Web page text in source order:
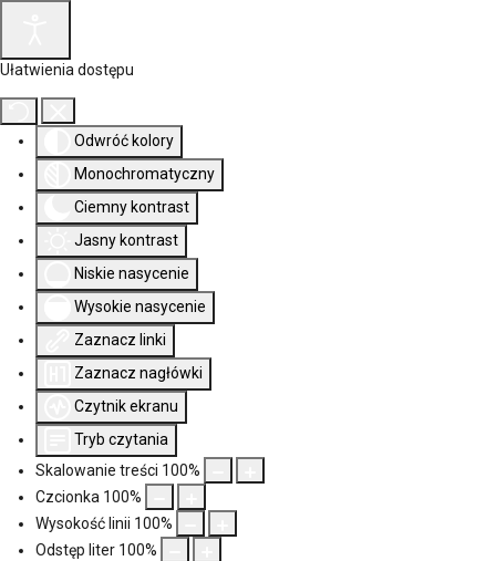
Ułatwienia dostępu
Odwróć kolory
Monochromatyczny
Ciemny kontrast
Jasny kontrast
Niskie nasycenie
Wysokie nasycenie
Zaznacz linki
Zaznacz nagłówki
Czytnik ekranu
Tryb czytania
Skalowanie treści 100%
Czcionka 100%
Wysokość linii 100%
Odstęp liter 100%